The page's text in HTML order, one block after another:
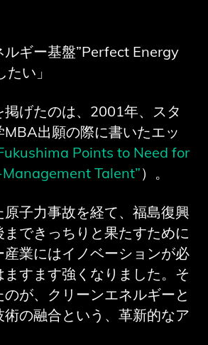
ルギー基盤”Perfect Energy
い」
掲げたのは、2001年、スタ
MBA出願の際に書いたエッ
Points to Need for
Talent”）。
子力事故を経て、福島復興
できっちりと果たすために
産業にはイノベーションが必
すます強くなりました。そ
が、クリーンエネルギーと
の融合という、革新的なア